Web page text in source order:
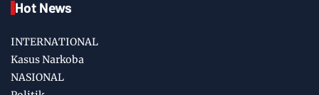
Hot News
INTERNATIONAL
Kasus Narkoba
NASIONAL